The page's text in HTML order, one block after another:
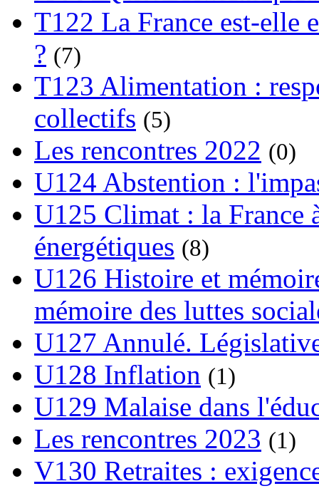
T122 La France est-elle
? (7)
T123 Alimentation :
collectifs (5)
Les rencontres 2022 (0)
U124 Abstention :
U125 Climat : la France
énergétiques (8)
U126 Histoire et
mémoire des luttes
U127 Annulé.
U128 Inflation (1)
U129 Malaise dans
Les rencontres 2023 (1)
V130 Retraites :